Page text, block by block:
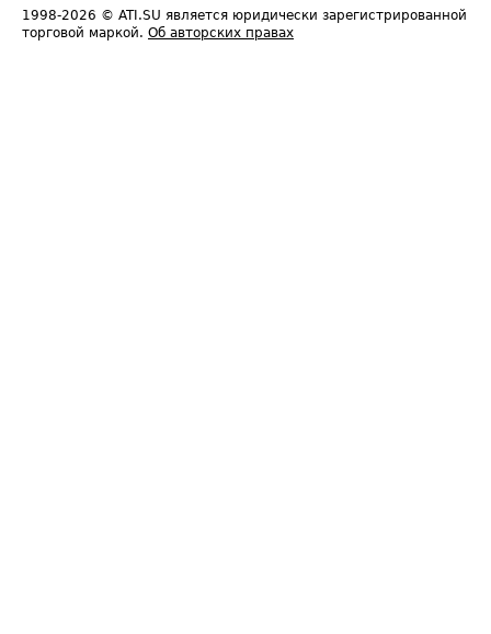
1998-2026 © ATI.SU является юридически зарегистрированной
торговой маркой. Об авторских правах